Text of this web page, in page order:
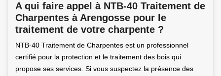
A qui faire appel à NTB-40 Traitement de
Charpentes à Arengosse pour le
traitement de votre charpente ?
NTB-40 Traitement de Charpentes est un professionnel
certifié pour la protection et le traitement des bois qui
propose ses services. Si vous suspectez la présence des